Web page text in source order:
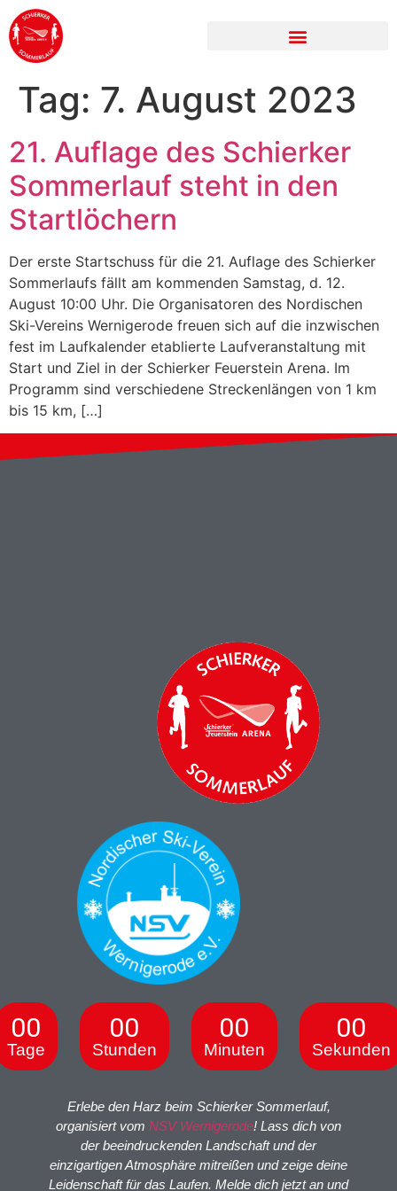
Tag: 7. August 2023
21. Auflage des Schierker
Sommerlauf steht in den
Startlöchern
Der erste Startschuss für die 21. Auflage des Schierker
Sommerlaufs fällt am kommenden Samstag, d. 12.
August 10:00 Uhr. Die Organisatoren des Nordischen
Ski-Vereins Wernigerode freuen sich auf die inzwischen
fest im Laufkalender etablierte Laufveranstaltung mit
Start und Ziel in der Schierker Feuerstein Arena. Im
Programm sind verschiedene Streckenlängen von 1 km
bis 15 km, […]
00
Tage
00
Stunden
00
Minuten
00
Sekunden
Erlebe den Harz beim Schierker Sommerlauf,
organisiert vom NSV Wernigerode! Lass dich von
der beeindruckenden Landschaft und der
einzigartigen Atmosphäre mitreißen und zeige deine
Leidenschaft für das Laufen. Melde dich jetzt an und